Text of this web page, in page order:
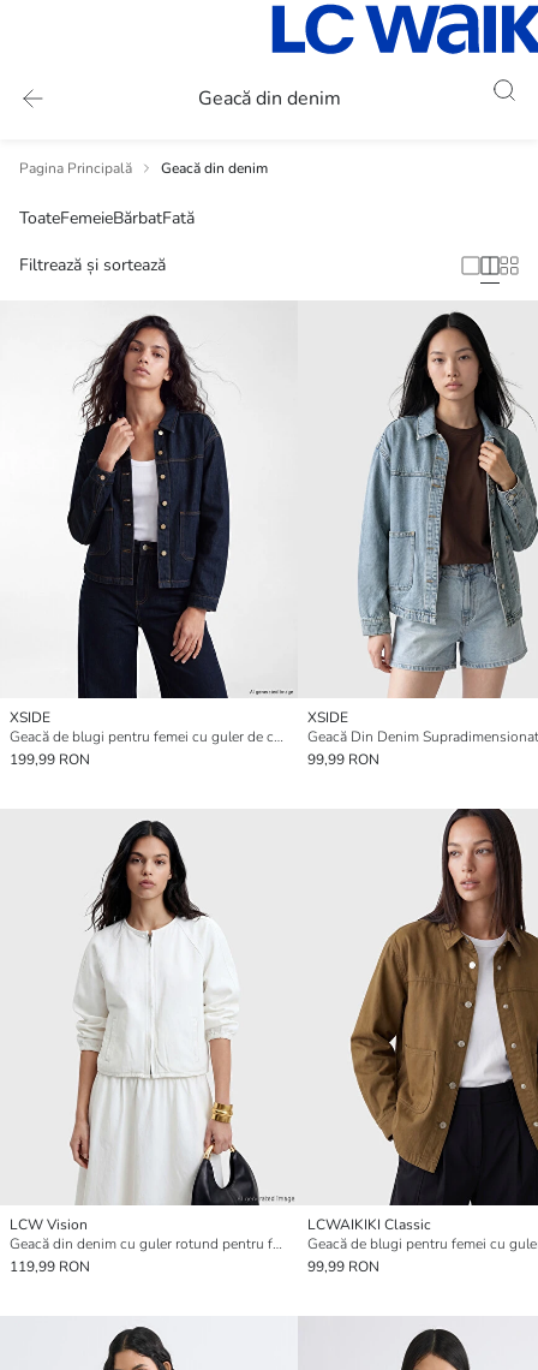
Geacă din denim
Pagina Principală Geacă din denim
ToateFemeieBărbatFată
Filtrează și sortează
XSIDE
Geacă de blugi pentru femei cu guler de cămașă
199,99 RON
XSIDE
99,99 RON
LCW Vision
Geacă din denim cu guler rotund pentru femei
119,99 RON
LCWAIKIKI Classic
99,99 RON